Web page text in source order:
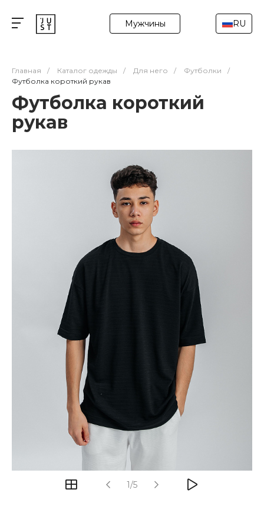
Мужчины RU
Главная / Каталог одежды / Для него / Футболки
/
Футболка короткий рукав
Футболка короткий
рукав
1/5